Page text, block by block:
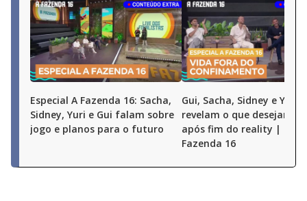
Especial A Fazenda 16: Sacha,
Sidney, Yuri e Gui falam sobre
jogo e planos para o futuro
Gui, Sacha, Sidney e Yuri
revelam o que desejam
após fim do reality |
Fazenda 16